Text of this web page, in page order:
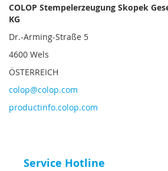
COLOP Stempelerzeugung Skopek
KG
Dr.-Arming-Straße 5
4600 Wels
ÖSTERREICH
colop@colop.com
productinfo.colop.com
Service Hotline